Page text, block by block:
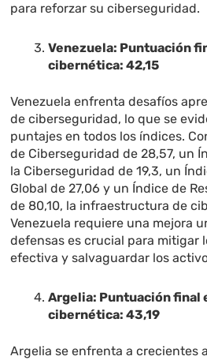
para reforzar su ciberseguridad.
Venezuela: Puntuación
cibernética: 42,15
Venezuela enfrenta desafíos
de ciberseguridad, lo que se
puntajes en todos los índices.
de Ciberseguridad de 28,57, un
la Ciberseguridad de 19,3, un
Global de 27,06 y un Índice de
de 80,10, la infraestructura de
Venezuela requiere una mejora
defensas es crucial para mitigar
efectiva y salvaguardar los
Argelia: Puntuación final
cibernética: 43,19
Argelia se enfrenta a crecientes